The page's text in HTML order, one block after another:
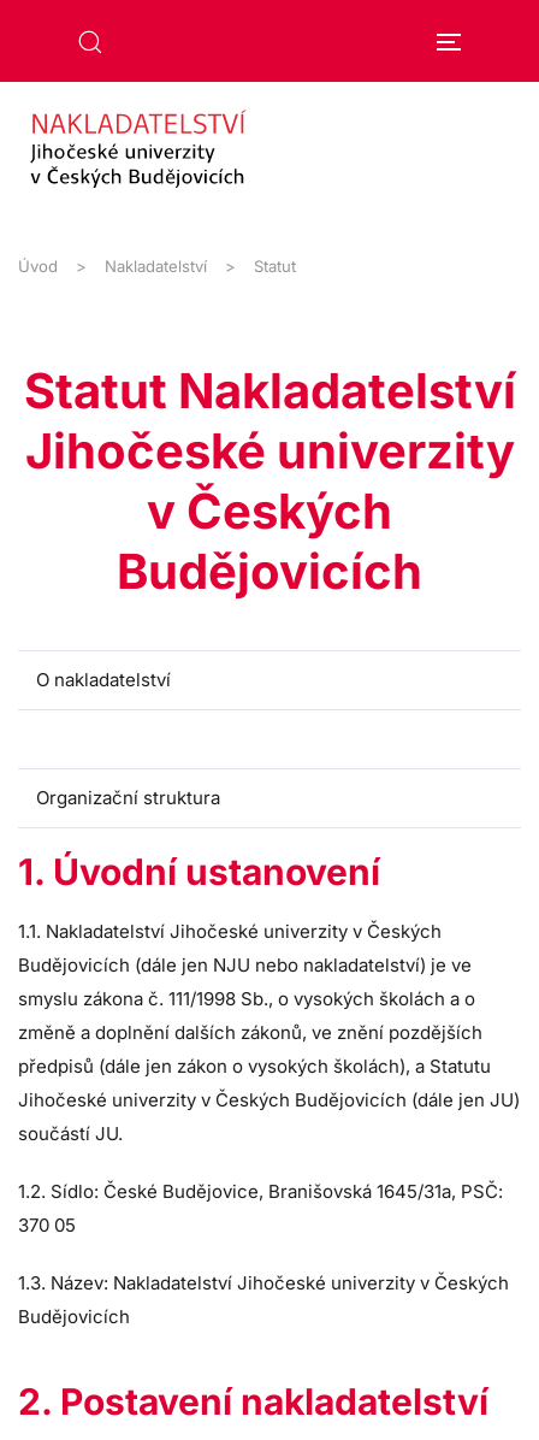
Úvod Nakladatelství Statut
Statut Nakladatelství
Jihočeské univerzity
v Českých
Budějovicích
O nakladatelství
Organizační struktura
1. Úvodní ustanovení
1.1. Nakladatelství Jihočeské univerzity v Českých
Budějovicích (dále jen NJU nebo nakladatelství) je ve
smyslu zákona č. 111/1998 Sb., o vysokých školách a o
změně a doplnění dalších zákonů, ve znění pozdějších
předpisů (dále jen zákon o vysokých školách), a Statutu
Jihočeské univerzity v Českých Budějovicích (dále jen JU)
součástí JU.
1.2. Sídlo: České Budějovice, Branišovská 1645/31a, PSČ:
370 05
1.3. Název: Nakladatelství Jihočeské univerzity v Českých
Budějovicích
2. Postavení nakladatelství